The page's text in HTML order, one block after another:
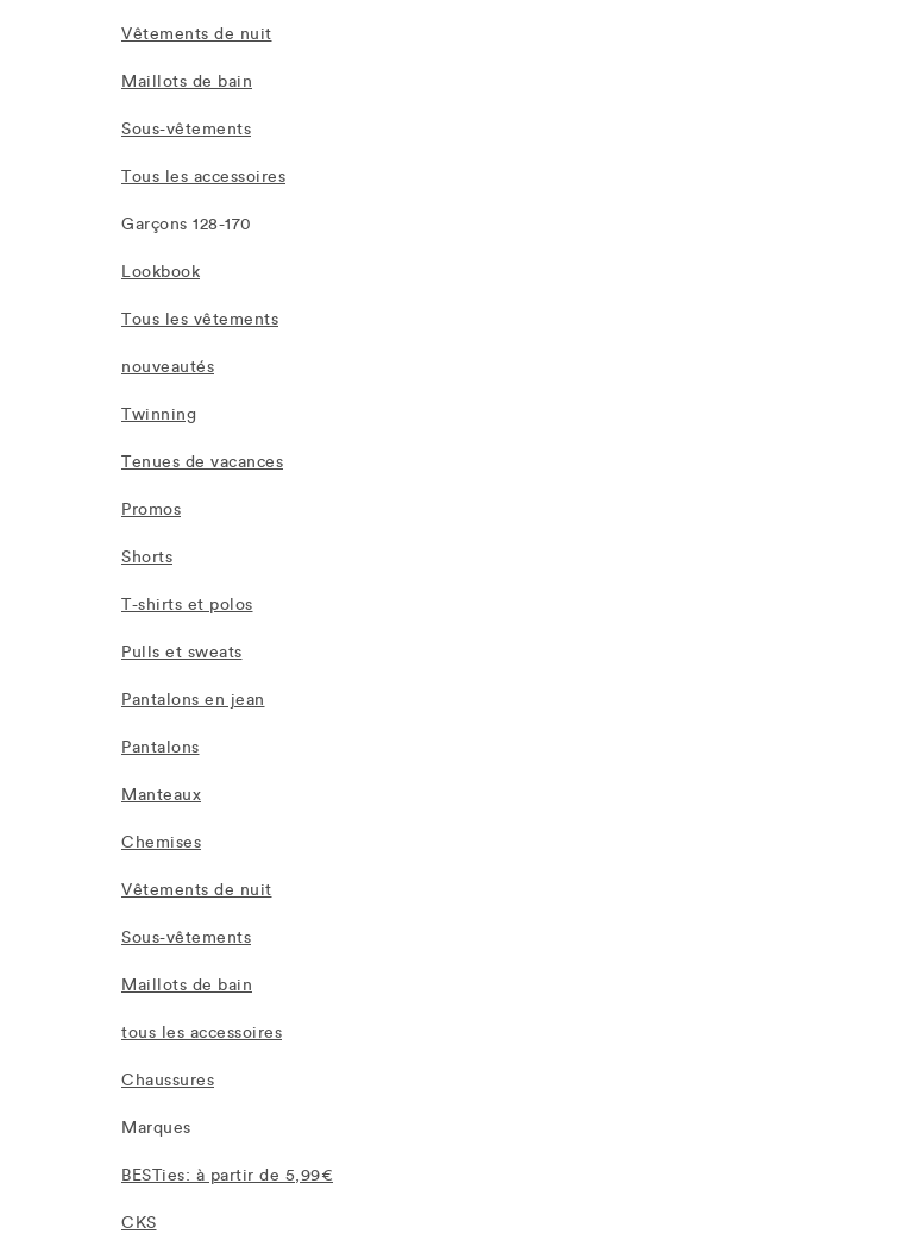
Vêtements de nuit
Maillots de bain
Sous-vêtements
Tous les accessoires
Garçons 128-170
Lookbook
Tous les vêtements
nouveautés
Twinning
Tenues de vacances
Promos
Shorts
T-shirts et polos
Pulls et sweats
Pantalons en jean
Pantalons
Manteaux
Chemises
Vêtements de nuit
Sous-vêtements
Maillots de bain
tous les accessoires
Chaussures
Marques
BESTies: à partir de 5,99€
CKS